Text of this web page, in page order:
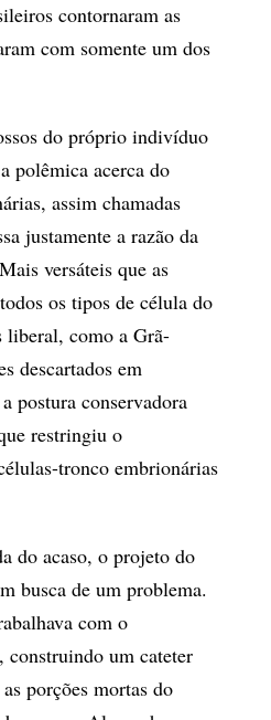
contornaram as
com somente um dos
do próprio indivíduo
polêmica acerca do
assim chamadas
justamente a razão da
versáteis que as
os tipos de célula do
liberal, como a Grã-
descartados em
postura conservadora
restringiu o
tronco embrionárias
do acaso, o projeto do
busca de um problema.
com o
construindo um cateter
porções mortas do